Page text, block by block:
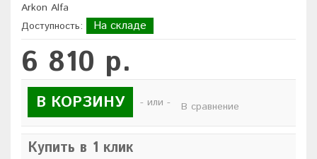
Arkon Alfa
Доступность:
На складе
6 810 р.
В КОРЗИНУ - или - В сравнение
Купить в 1 клик